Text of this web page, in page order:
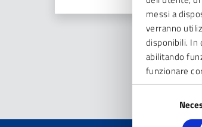
messi a
verranno
disponibili. In
abilitando
funzionare
consenso